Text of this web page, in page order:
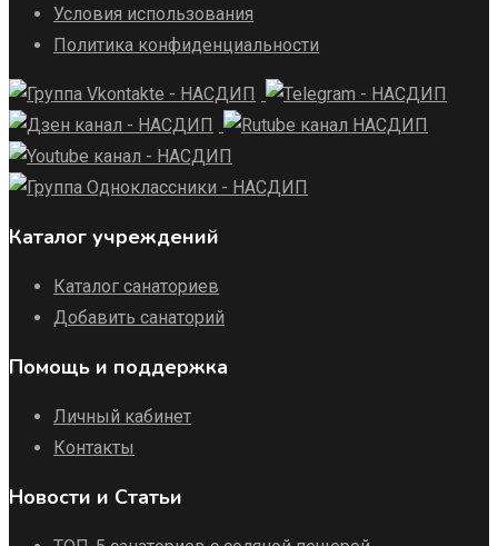
Условия использования
Политика конфиденциальности
Каталог учреждений
Каталог санаториев
Добавить санаторий
Помощь и поддержка
Личный кабинет
Контакты
Новости и Статьи